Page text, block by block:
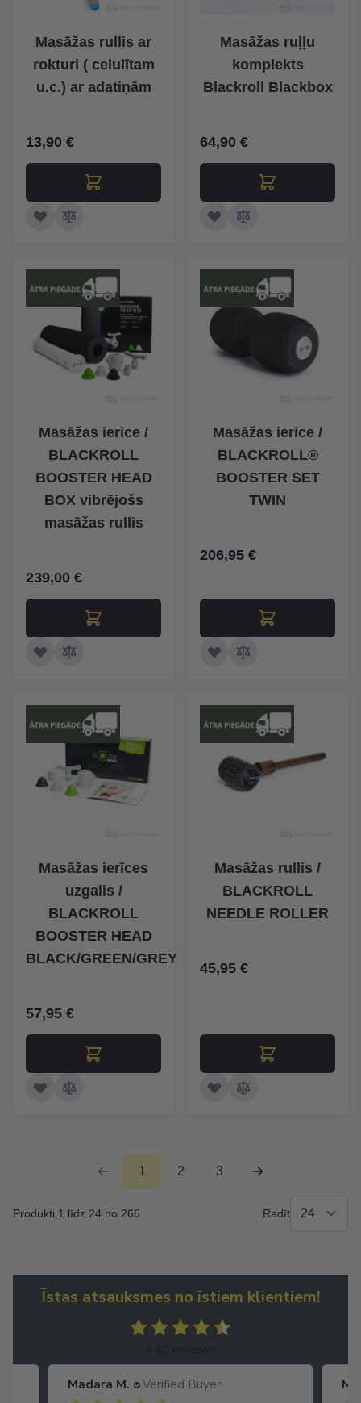
Masāžas rullis ar
rokturi ( celulītam
u.c.) ar adatiņām
13,90 €
Masāžas ruļļu
komplekts
Blackroll Blackbox
64,90 €
Masāžas ierīce /
BLACKROLL
BOOSTER HEAD
BOX vibrējošs
masāžas rullis
239,00 €
Masāžas ierīce /
BLACKROLL®
BOOSTER SET
TWIN
206,95 €
Masāžas ierīces
uzgalis /
BLACKROLL
BOOSTER HEAD
BLACK/GREEN/GREY
57,95 €
Masāžas rullis /
BLACKROLL
NEEDLE ROLLER
45,95 €
1 2 3
Produkti 1 līdz 24 no 266 Radīt
Īstas atsauksmes no īstiem klientiem!
Madara M. Verified Buyer